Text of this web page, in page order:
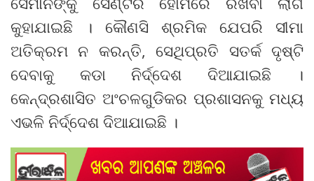
କୁହାଯାଇଛି । କୌଣସି ଶ୍ରମିକ ଯେପରି ସୀମା
ଅତିକ୍ରମ ନ କରନ୍ତି, ସେଥିପ୍ରତି ସତର୍କ ଦୃଷ୍ଟି
ଦେବାକୁ କଡା ନିର୍ଦ୍ଦେଶ ଦିଆଯାଇଛି ।
କେନ୍ଦ୍ରଶାସିତ ଅଂଚଳଗୁଡିକର ପ୍ରଶାସନକୁ ମଧ୍ୟ
ଏଭଳି ନିର୍ଦ୍ଦେଶ ଦିଆଯାଇଛି ।